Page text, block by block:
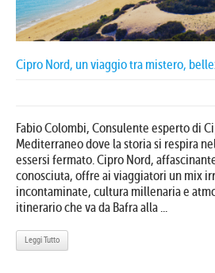
Cipro Nord, un viaggio tra mistero,
Fabio Colombi, Consulente esperto di
Mediterraneo dove la storia si respira
essersi fermato. Cipro Nord,
conosciuta, offre ai viaggiatori un mix
incontaminate, cultura millenaria e
itinerario che va da Bafra alla ...
Leggi Tutto